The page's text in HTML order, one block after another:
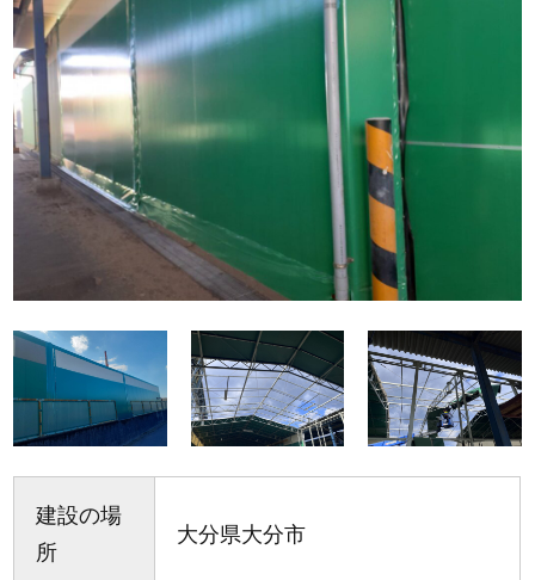
建設の場
所
大分県大分市